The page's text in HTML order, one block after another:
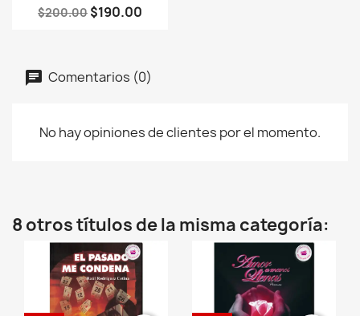
$200.00 $190.00
Comentarios (0)
No hay opiniones de clientes por el momento.
8 otros títulos de la misma categoría: